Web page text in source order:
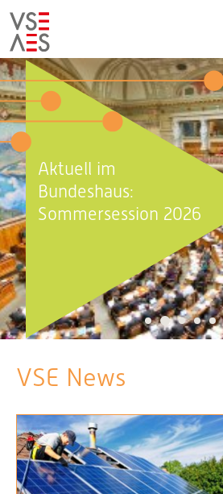
Direkt
zum
Inhalt
Aktuell im
Bundeshaus:
Sommersession 2026
1 2 3 4 5
VSE News